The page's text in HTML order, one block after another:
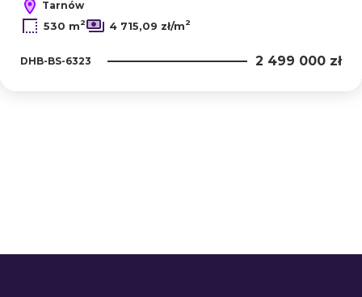
Tarnów
530 m2 4 715,09 zł/m2
DHB-BS-6323 2 499 000 zł